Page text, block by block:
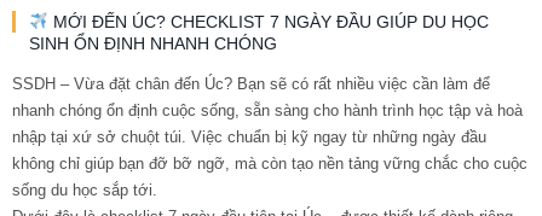
MỚI ĐẾN ÚC? CHECKLIST 7 NGÀY ĐẦU GIÚP DU HỌC
SINH ỔN ĐỊNH NHANH CHÓNG
SSDH – Vừa đặt chân đến Úc? Bạn sẽ có rất nhiều việc cần làm để
nhanh chóng ổn định cuộc sống, sẵn sàng cho hành trình học tập và hoà
nhập tại xứ sở chuột túi. Việc chuẩn bị kỹ ngay từ những ngày đầu
không chỉ giúp bạn đỡ bỡ ngỡ, mà còn tạo nền tảng vững chắc cho cuộc
sống du học sắp tới.